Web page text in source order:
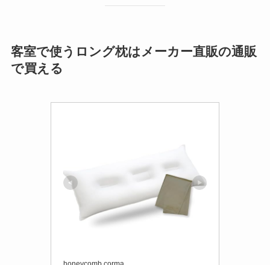
客室で使うロング枕はメーカー直販の通販
で買える